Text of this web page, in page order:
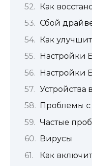
Как
Сбой
Как
Настройки
Настройки
Устройства
Проблемы
Частые
Вирусы
Как